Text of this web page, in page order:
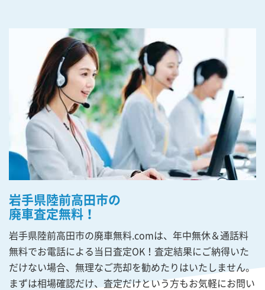
岩手県陸前高田市の
廃車査定無料！
岩手県陸前高田市の廃車無料.comは、年中無休＆通話料
無料でお電話による当日査定OK！査定結果にご納得いた
だけない場合、無理なご売却を勧めたりはいたしません。
まずは相場確認だけ、査定だけという方もお気軽にお問い